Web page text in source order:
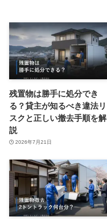
残置物は勝手に処分でき
る？貸主が知るべき違法リ
スクと正しい撤去手順を解
説
2026年7月21日